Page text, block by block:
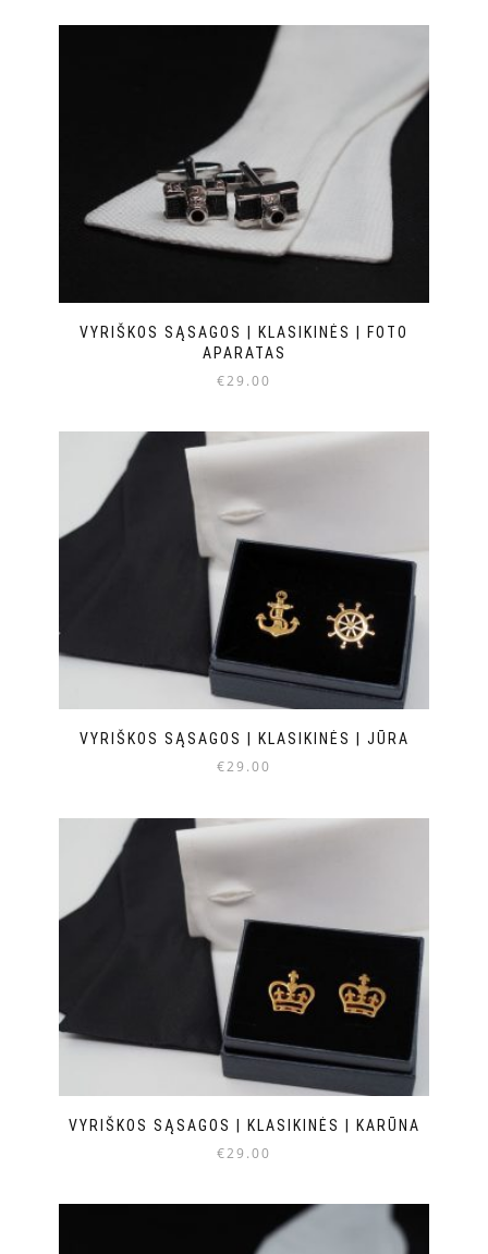
VYRIŠKOS SĄSAGOS | KLASIKINĖS | FOTO
APARATAS
€29.00
VYRIŠKOS SĄSAGOS | KLASIKINĖS | JŪRA
€29.00
VYRIŠKOS SĄSAGOS | KLASIKINĖS | KARŪNA
€29.00